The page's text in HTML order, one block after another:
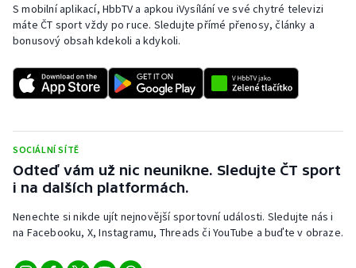
Parasport
Plavání
Ragby
Rychlobruslení
Rychlostní kanoistika
Short track
S mobilní aplikací, HbbTV a apkou iVysílání ve své chytré televizi
máte ČT sport vždy po ruce. Sledujte přímé přenosy, články a
bonusový obsah kdekoli a kdykoli.
SOCIÁLNÍ SÍTĚ
Odteď vám už nic neunikne. Sledujte ČT sport
i na dalších platformách.
Nenechte si nikde ujít nejnovější sportovní události. Sledujte nás i
na Facebooku, X, Instagramu, Threads či YouTube a buďte v obraze.